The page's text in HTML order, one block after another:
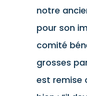
notre
pour son
comité
grosses
est remise